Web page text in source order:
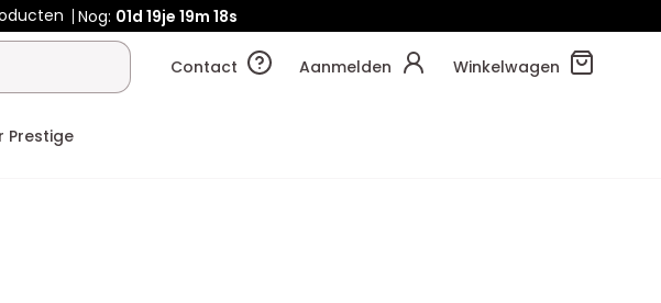
Nog: 01d 19je 19m 17s
Contact Aanmelden Winkelwagen
Prestige